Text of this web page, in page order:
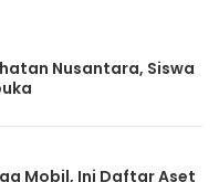
Nusantara, Siswa
Mobil, Ini Daftar Aset